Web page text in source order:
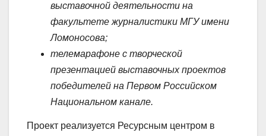
выставочной деятельности на
факультете журналистики МГУ имени
Ломоносова;
телемарафоне с творческой
презентацией выставочных проектов
победителей на Первом Российском
Национальном канале.
Проект реализуется Ресурсным центром в